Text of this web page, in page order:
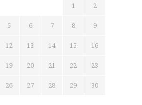
1 2
5 6 7 8 9
12 13 14 15 16
19 20 21 22 23
26 27 28 29 30